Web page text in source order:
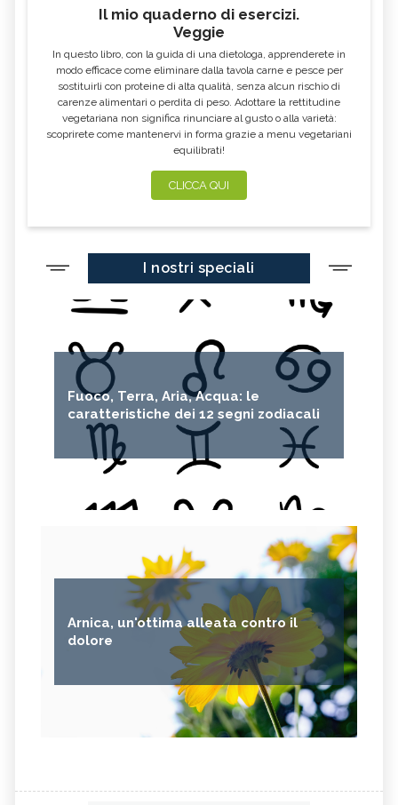
Il mio quaderno di esercizi.
Veggie
In questo libro, con la guida di una dietologa, apprenderete in
modo efficace come eliminare dalla tavola carne e pesce per
sostituirli con proteine di alta qualità, senza alcun rischio di
carenze alimentari o perdita di peso. Adottare la rettitudine
vegetariana non significa rinunciare al gusto o alla varietà:
scoprirete come mantenervi in forma grazie a menu vegetariani
equilibrati!
CLICCA QUI
I nostri speciali
Fuoco, Terra, Aria, Acqua: le
caratteristiche dei 12 segni zodiacali
Arnica, un'ottima alleata contro il
dolore